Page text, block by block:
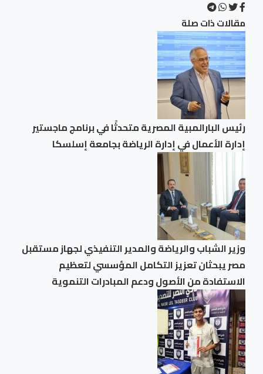
مقالات ذات صلة
رئيس البارالمبية المصرية متحدثًا في برنامج ماجستير
إدارة الأعمال في إدارة الرياضة بجامعة إسلسكا
وزير الشباب والرياضة والمدير التنفيذي لجهاز مستقبل
مصر يبحثان تعزيز التكامل المؤسسي لتعظيم
الاستفادة من الأصول ودعم المبادرات التنموية